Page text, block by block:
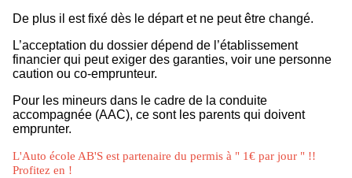
De plus il est fixé dès le départ et ne peut être changé.
L’acceptation du dossier dépend de l’établissement
financier qui peut exiger des garanties, voir une personne
caution ou co-emprunteur.
Pour les mineurs dans le cadre de la conduite
accompagnée (AAC), ce sont les parents qui doivent
emprunter.
L'Auto école AB'S est partenaire du permis à " 1€ par jour " !!
Profitez en !